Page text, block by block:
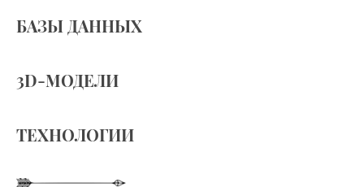
БАЗЫ ДАННЫХ
3D-МОДЕЛИ
ТЕХНОЛОГИИ